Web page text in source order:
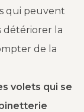
qui peuvent
détériorer la
de la
volets qui se